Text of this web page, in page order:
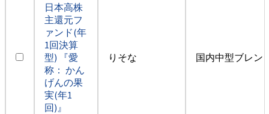
日本高株
主還元フ
ァンド(年
1回決算
型) 『愛
称： かん
げんの果
実(年1
回)』
りそな 国内中型ブレン